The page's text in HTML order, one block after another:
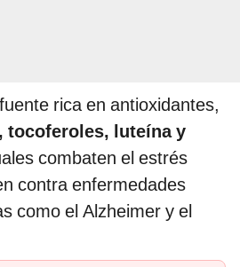
rica en antioxidantes,
tocoferoles, luteína y
combaten el estrés
contra enfermedades
como el Alzheimer y el